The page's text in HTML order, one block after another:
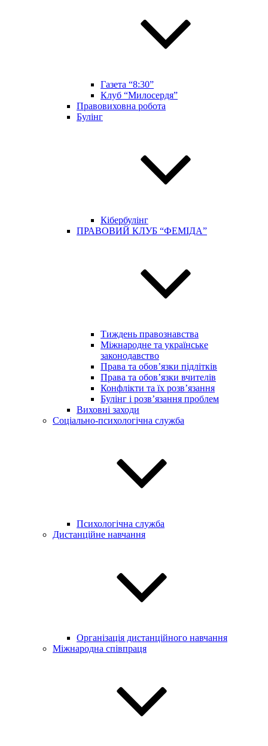
Газета “8:30”
Клуб “Милосердя”
Правовиховна робота
Булінг
Кібербулінг
ПРАВОВИЙ КЛУБ “ФЕМІДА”
Тиждень правознавства
Міжнародне та українське
законодавство
Права та обов’язки підлітків
Права та обов’язки вчителів
Конфлікти та їх розв’язання
Булінг і розв’язання проблем
Виховні заходи
Соціально-психологічна служба
Психологічна служба
Дистанційне навчання
Організація дистанційного навчання
Міжнародна співпраця